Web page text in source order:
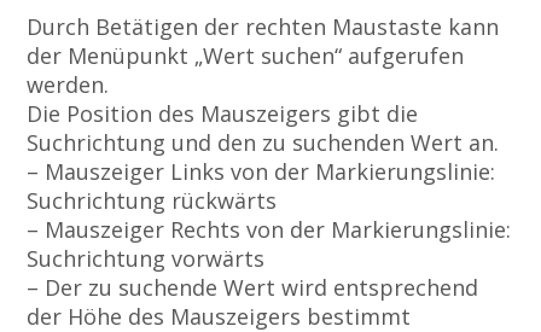
Durch Betätigen der rechten Maustaste kann
der Menüpunkt „Wert suchen“ aufgerufen
werden.
Die Position des Mauszeigers gibt die
Suchrichtung und den zu suchenden Wert an.
– Mauszeiger Links von der Markierungslinie:
Suchrichtung rückwärts
– Mauszeiger Rechts von der Markierungslinie:
Suchrichtung vorwärts
– Der zu suchende Wert wird entsprechend
der Höhe des Mauszeigers bestimmt